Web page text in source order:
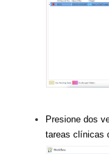
Presione dos
tareas clínicas